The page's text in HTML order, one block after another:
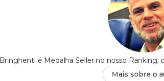
Bringhenti é Medalha Seller no nosso Ranking,
Mais sobre o